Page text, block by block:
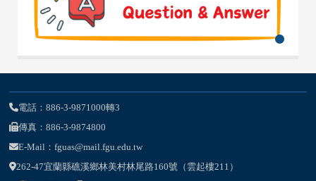
電話：886-3-9871000轉3
傳真：886-3-9874800
E-Mail：fguas@mail.fgu.edu.tw
262-47宜蘭縣礁溪鄉林美村林尾路160號（雲起樓211）